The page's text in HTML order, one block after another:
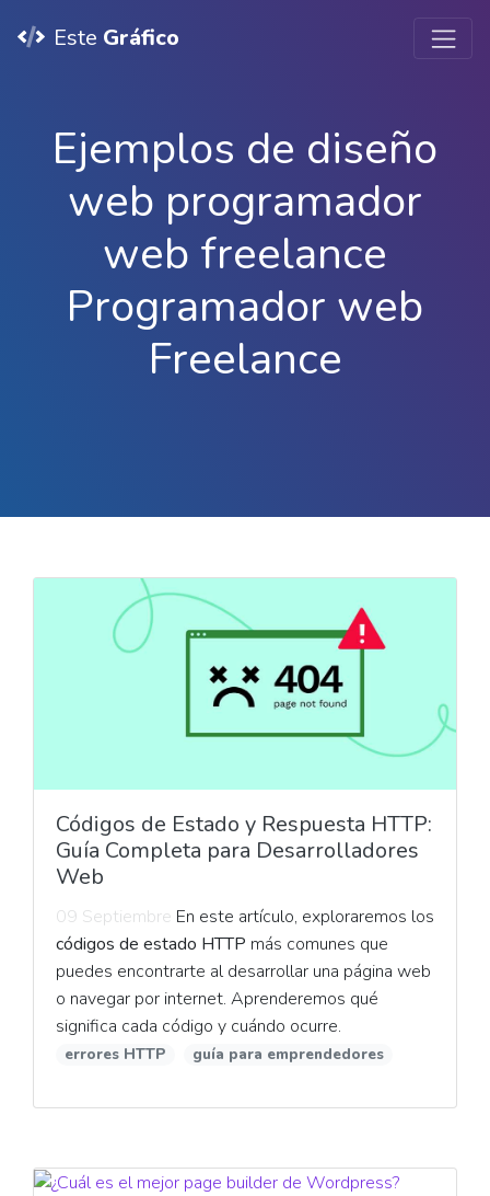
Este Gráfico
Ejemplos de diseño
web programador
web freelance
Programador web
Freelance
Códigos de Estado y Respuesta HTTP:
Guía Completa para Desarrolladores
Web
09 Septiembre En este artículo, exploraremos los
códigos de estado HTTP más comunes que
puedes encontrarte al desarrollar una página web
o navegar por internet. Aprenderemos qué
significa cada código y cuándo ocurre.
errores HTTP guía para emprendedores